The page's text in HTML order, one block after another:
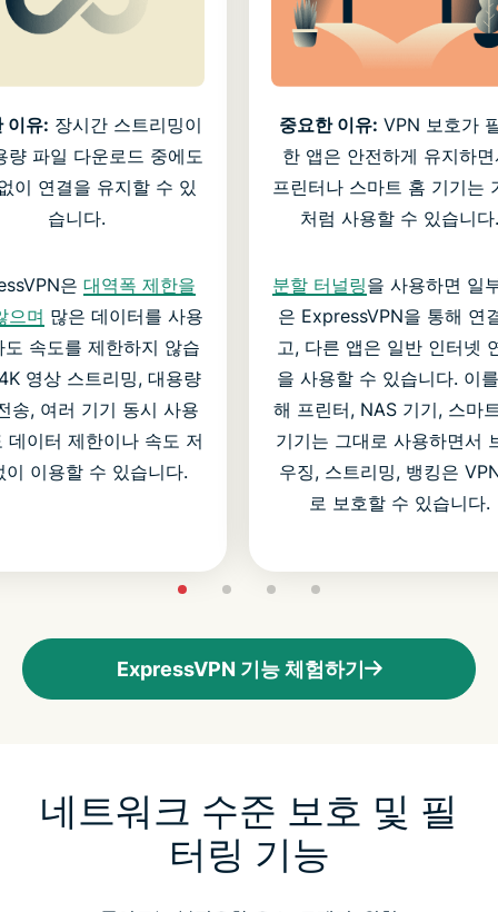
이유: 장시간 스트리밍이
량 파일 다운로드 중에도
이 연결을 유지할 수 있
습니다.
은 대역폭 제한을
으며 많은 데이터를 사용
도 속도를 제한하지 않습
영상 스트리밍, 대용량
송, 여러 기기 동시 사용
데이터 제한이나 속도 저
이 이용할 수 있습니다.
중요한 이유: VPN 보호가
한 앱은 안전하게 유지하면
프린터나 스마트 홈 기기는
처럼 사용할 수 있습니다.
분할 터널링을 사용하면 일
은 ExpressVPN을 통해 연
고, 다른 앱은 일반 인터넷
을 사용할 수 있습니다. 이
해 프린터, NAS 기기, 스마
기기는 그대로 사용하면서
우징, 스트리밍, 뱅킹은
로 보호할 수 있습니다.
ExpressVPN 기능 체험하기
네트워크 수준 보호 및 필
터링 기능